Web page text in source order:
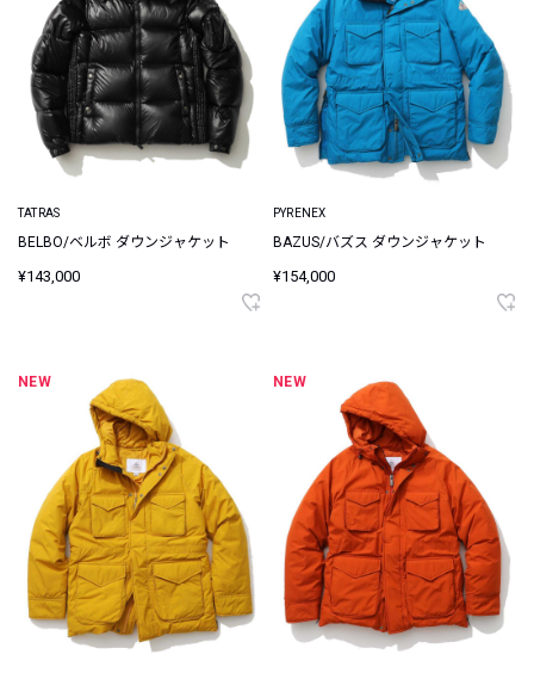
TATRAS
BELBO/ベルボ ダウンジャケット
¥143,000
PYRENEX
BAZUS/バズス ダウンジャケット
¥154,000
NEW NEW